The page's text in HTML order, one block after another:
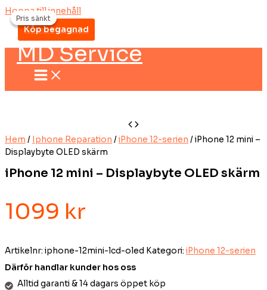
Hoppa till innehåll
Köp begagnad
MD Service
Hem / Iphone Reparation /iPhone 12-serien / iPhone 12 mini –
Displaybyte OLED skärm
iPhone 12 mini – Displaybyte OLED skärm
1099 kr
Artikelnr: iphone-12mini-lcd-oled Kategori: iPhone 12-serien
Därför handlar kunder hos oss
Alltid garanti & 14 dagars öppet köp
Pris sänkt
Pris sänkt